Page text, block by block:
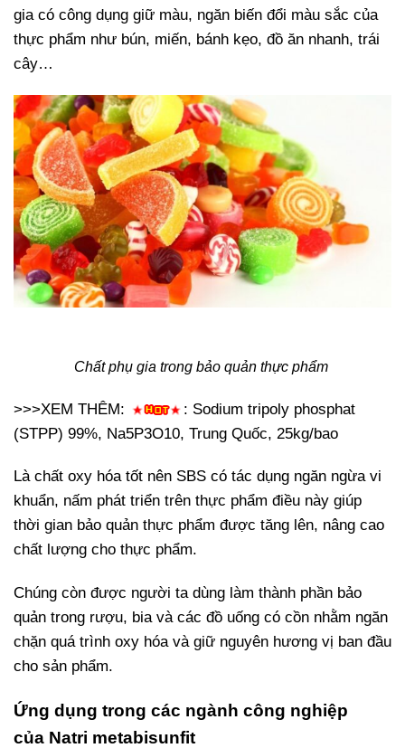
gia có công dụng giữ màu, ngăn biến đổi màu sắc của
thực phẩm như bún, miến, bánh kẹo, đồ ăn nhanh, trái
cây…
Chất phụ gia trong bảo quản thực phẩm
>>>XEM THÊM:
: Sodium tripoly phosphat
(STPP) 99%, Na5P3O10, Trung Quốc, 25kg/bao
Là chất oxy hóa tốt nên SBS có tác dụng ngăn ngừa vi
khuẩn, nấm phát triển trên thực phẩm điều này giúp
thời gian bảo quản thực phẩm được tăng lên, nâng cao
chất lượng cho thực phẩm.
Chúng còn được người ta dùng làm thành phần bảo
quản trong rượu, bia và các đồ uống có cồn nhằm ngăn
chặn quá trình oxy hóa và giữ nguyên hương vị ban đầu
cho sản phẩm.
Ứng dụng trong các ngành công nghiệp
của Natri metabisunfit